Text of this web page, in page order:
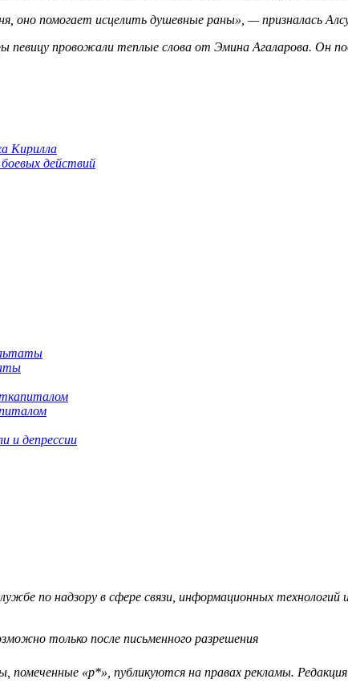
оно помогает исцелить душевные раны», — призналась
провожали теплые слова от Эмина Агаларова. Он
Кирилла
действий
и депрессии
по надзору в сфере связи, информационных технологий
только после письменного разрешения
помеченные «р*», публикуются на правах рекламы.